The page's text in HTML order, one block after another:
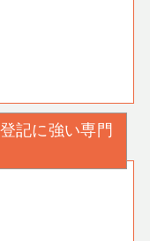
記に強い専門